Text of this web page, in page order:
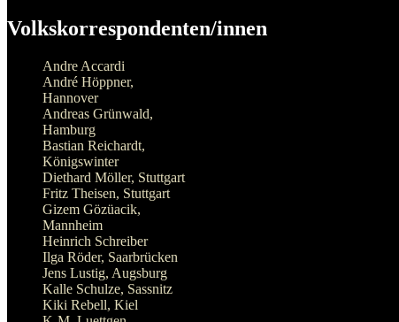
Volkskorrespondenten/innen
Andre Accardi
André Höppner,
Hannover
Andreas Grünwald,
Hamburg
Bastian Reichardt,
Königswinter
Diethard Möller, Stuttgart
Fritz Theisen, Stuttgart
Gizem Gözüacik,
Mannheim
Heinrich Schreiber
Ilga Röder, Saarbrücken
Jens Lustig, Augsburg
Kalle Schulze, Sassnitz
Kiki Rebell, Kiel